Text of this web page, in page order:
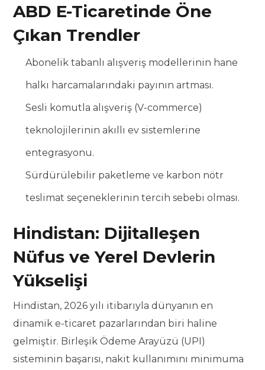
ABD E-Ticaretinde Öne
Çıkan Trendler
Abonelik tabanlı alışveriş modellerinin hane
halkı harcamalarındaki payının artması.
Sesli komutla alışveriş (V-commerce)
teknolojilerinin akıllı ev sistemlerine
entegrasyonu.
Sürdürülebilir paketleme ve karbon nötr
teslimat seçeneklerinin tercih sebebi olması.
Hindistan: Dijitalleşen
Nüfus ve Yerel Devlerin
Yükselişi
Hindistan, 2026 yılı itibarıyla dünyanın en
dinamik e-ticaret pazarlarından biri haline
gelmiştir. Birleşik Ödeme Arayüzü (UPI)
sisteminin başarısı, nakit kullanımını minimuma